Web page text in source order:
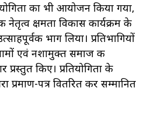
का भी आयोजन किया गया,
नेतृत्व क्षमता विकास कार्यक्रम के
भाग लिया। प्रतिभागियों
एवं नशामुक्त समाज की
किए। प्रतियोगिता के
प्रमाण-पत्र वितरित कर सम्मानित